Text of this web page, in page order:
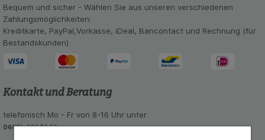
Bequem und sicher - Wählen Sie aus unseren verschiedenen
Zahlungsmöglichkeiten:
Kreditkarte, PayPal,Vorkasse, iDeal, Bancontact und Rechnung (für
Bestandskunden)
Kontakt und Beratung
telefonisch Mo - Fr von 8-16 Uhr unter
06851-939 56 56